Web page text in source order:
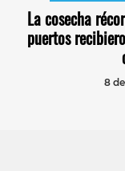
La cosecha
puertos
8